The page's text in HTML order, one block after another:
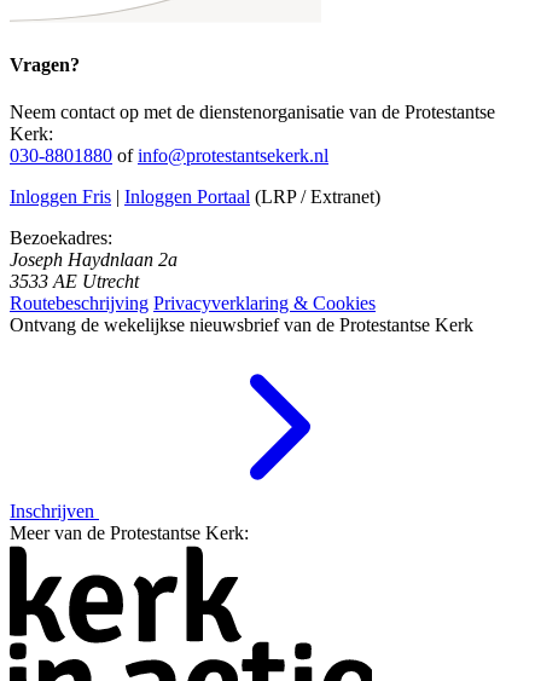
Vragen?
Neem contact op met de dienstenorganisatie van de Protestantse
Kerk:
030-8801880 ofinfo@protestantsekerk.nl
Inloggen Fris | Inloggen Portaal (LRP / Extranet)
Bezoekadres:
Joseph Haydnlaan 2a
3533 AE Utrecht
Routebeschrijving Privacyverklaring & Cookies
Ontvang de wekelijkse nieuwsbrief van de Protestantse Kerk
Inschrijven
Meer van de Protestantse Kerk: